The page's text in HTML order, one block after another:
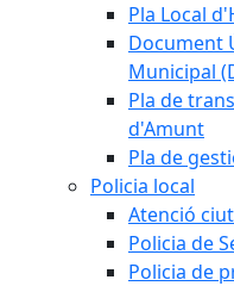
Pla Local
Document
Municipal
Pla de
d'Amunt
Pla de
Policia local
Atenció
Policia de
Policia de